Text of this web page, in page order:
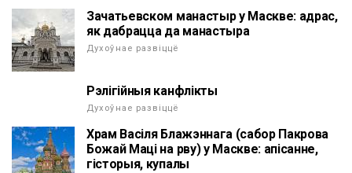
Зачатьевском манастыр у Маскве: адрас,
як дабрацца да манастыра
Духоўнае развіццё
Рэлігійныя канфлікты
Духоўнае развіццё
Храм Васіля Блажэннага (сабор Пакрова
Божай Маці на рву) у Маскве: апісанне,
гісторыя, купалы